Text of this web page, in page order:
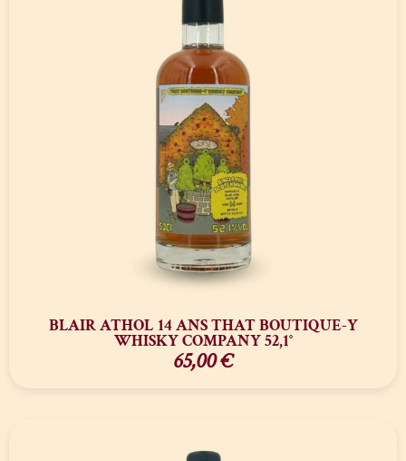
BLAIR ATHOL 14 ANS THAT BOUTIQUE-Y
WHISKY COMPANY 52,1°
65,00€